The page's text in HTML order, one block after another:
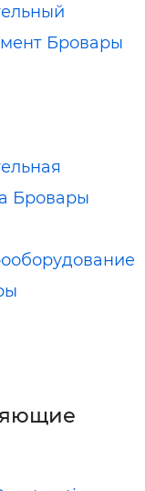
Бровары
Бровары